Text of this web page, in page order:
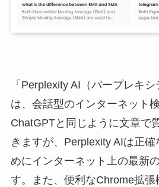
「Perplexity AI（パープレキ
は、会話型のインターネット
ChatGPTと同じように文章で
きますが、Perplexity AIは正
めにインターネット上の最新
す。また、便利なChrome拡張